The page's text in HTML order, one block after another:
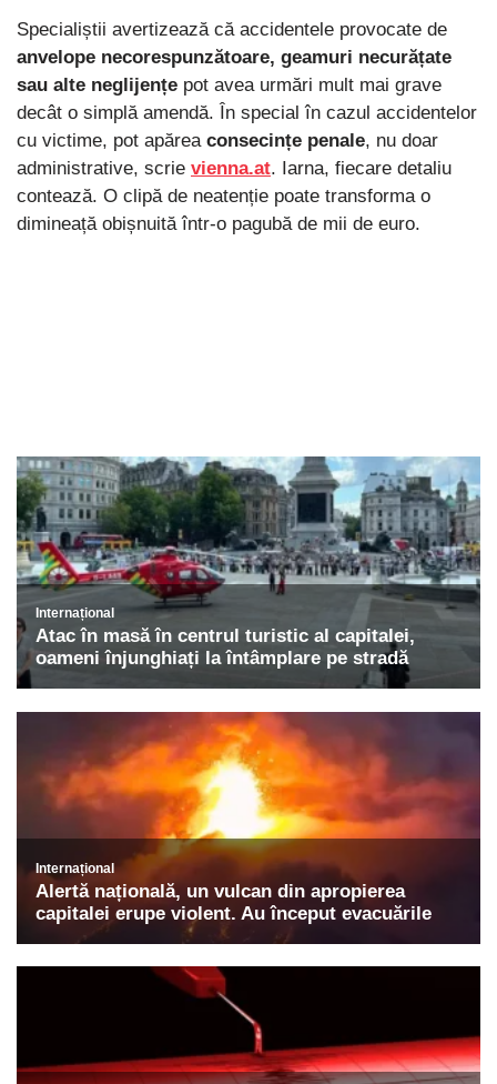
Specialiștii avertizează că accidentele provocate de
anvelope necorespunzătoare, geamuri necurățate
sau alte neglijențe pot avea urmări mult mai grave
decât o simplă amendă. În special în cazul accidentelor
cu victime, pot apărea consecințe penale, nu doar
administrative, scrie vienna.at. Iarna, fiecare detaliu
contează. O clipă de neatenție poate transforma o
dimineață obișnuită într-o pagubă de mii de euro.